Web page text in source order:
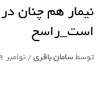
نیمار هم چنان در
است_راسخ
توسطسامان باقری/نوامبر 9, 2024